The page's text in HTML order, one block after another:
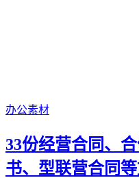
办公素材
33份经营合同、
书、型联营合同